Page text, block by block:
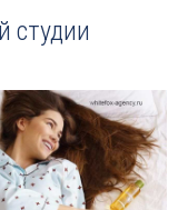
студии